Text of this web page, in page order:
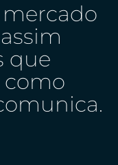
que